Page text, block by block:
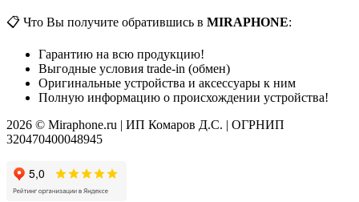
📋 Что Вы получите обратившись в MIRAPHONE:
Гарантию на всю продукцию!
Выгодные условия trade-in (обмен)
Оригинальные устройства и аксессуары к ним
Полную информацию о происхождении устройства!
2026 © Miraphone.ru | ИП Комаров Д.С. | ОГРНИП
320470400048945